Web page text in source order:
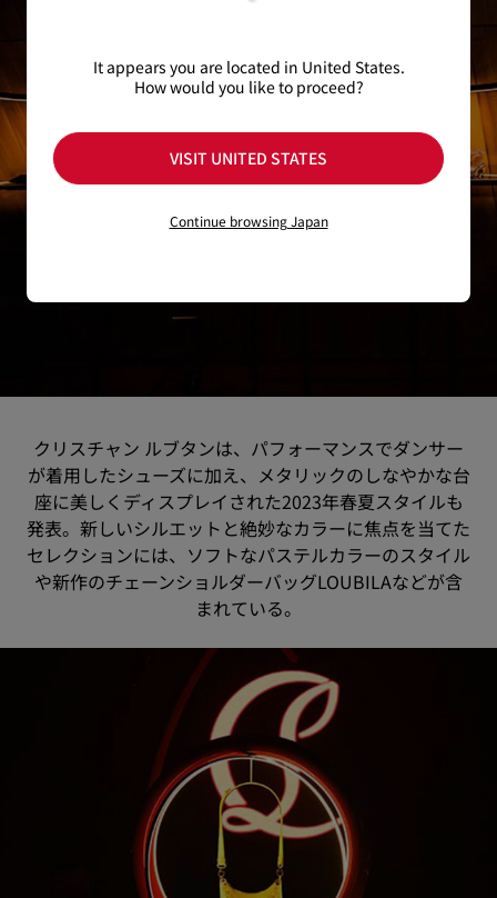
クリスチャン ルブタンは、パフォーマンスでダンサー
が着用したシューズに加え、メタリックのしなやかな台
座に美しくディスプレイされた2023年春夏スタイルも
発表。新しいシルエットと絶妙なカラーに焦点を当てた
セレクションには、ソフトなパステルカラーのスタイル
や新作のチェーンショルダーバッグLOUBILAなどが含
まれている。
It appears you are located in United States.
How would you like to proceed?
VISIT UNITED STATES
Continue browsing Japan